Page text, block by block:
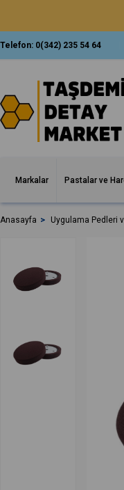
Telefon: 0(342) 235 54 64
Markalar Pastalar ve
Anasayfa Uygulama Pedleri